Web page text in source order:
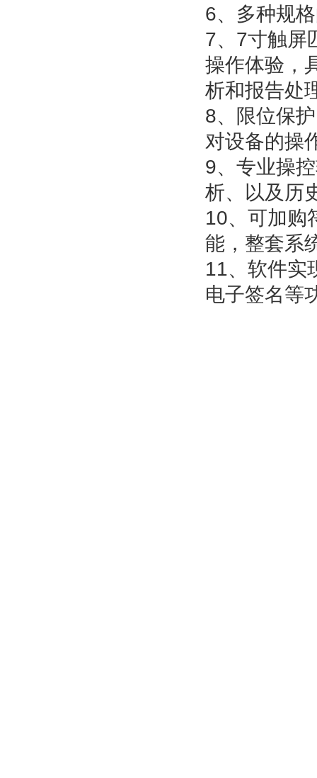
6、多种规
7、7寸触屏
操作体验，
析和报告处
8、限位保
对设备的操
9、专业操
析、以及历
10、可加购
能，整套系
11、软件实
电子签名等